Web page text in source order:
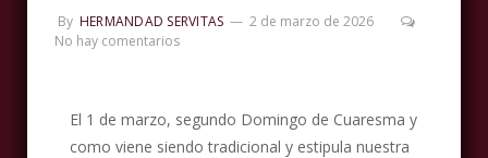
By HERMANDAD SERVITAS
2 de marzo de 2026
No hay comentarios
El 1 de marzo, segundo Domingo de Cuaresma y
como viene siendo tradicional y estipula nuestra